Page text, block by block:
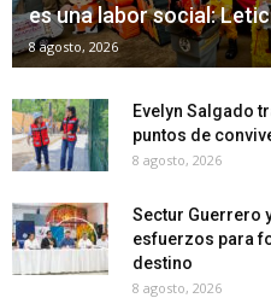
es una labor social:
8 agosto, 2026
Evelyn Salgado
puntos de
8 agosto, 2026
Sectur Guerrero
esfuerzos para
destino
8 agosto, 2026